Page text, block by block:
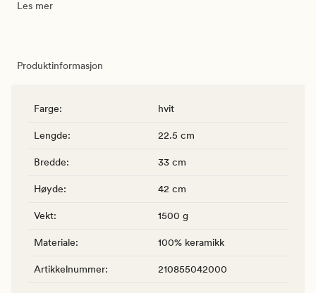
Les mer
Produktinformasjon
Farge: hvit
Lengde: 22.5 cm
Bredde: 33 cm
Høyde: 42 cm
Vekt: 1500 g
Materiale: 100% keramikk
Artikkelnummer: 210855042000